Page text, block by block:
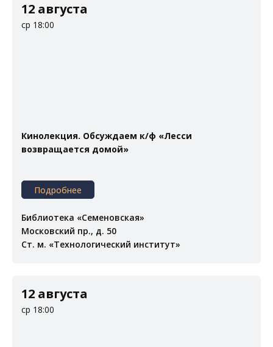
12 августа
ср 18:00
Кинолекция. Обсуждаем к/ф «Лесси
возвращается домой»
Подробнее
Библиотека «Семеновская»
Московский пр., д. 50
Ст. м. «Технологический институт»
12 августа
ср 18:00